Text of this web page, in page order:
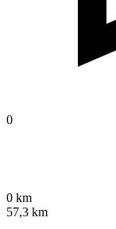
0
0 km
57,3 km